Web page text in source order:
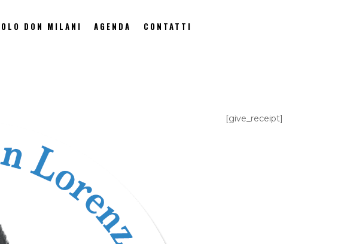
DON MILANI AGENDA CONTATTI
[give_receipt]